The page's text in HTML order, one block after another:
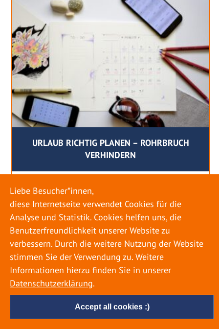
URLAUB RICHTIG PLANEN – ROHRBRUCH
VERHINDERN
18. MAI 2022
Egal ob Sommer oder Winter: Alle Menschen
genießen ihren Urlaub. Dabei zieht es die Einen
weiter weg, die Anderen bleiben dann doch
lieber in der Heimat. Wenn Sie für eine längere
Zeit wegfahren möchten, gibt es einige Dinge zu
beachten, damit nicht anschließend eine böse
Überraschung auf Sie wartet. Um einen
möglichst entspannten Urlaub zu […]
Accept all cookies :)
Liebe Besucher*innen,
diese Internetseite verwendet Cookies für die
Analyse und Statistik. Cookies helfen uns, die
Benutzerfreundlichkeit unserer Website zu
verbessern. Durch die weitere Nutzung der Website
stimmen Sie der Verwendung zu. Weitere
Informationen hierzu finden Sie in unserer
Datenschutzerklärung.